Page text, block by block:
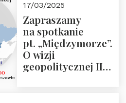
“Rosja-Niemcy…”
17/03/2025
Zapraszamy
na spotkanie
pt. „Międzymorze”.
O wizji
geopolitycznej II